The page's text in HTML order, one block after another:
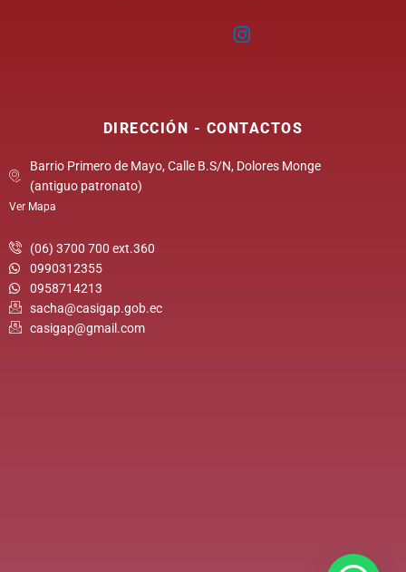
DIRECCIÓN - CONTACTOS
Barrio Primero de Mayo, Calle B.S/N, Dolores Monge
(antiguo patronato)
Ver Mapa
(06) 3700 700 ext.360
0990312355
0958714213
sacha@casigap.gob.ec
casigap@gmail.com